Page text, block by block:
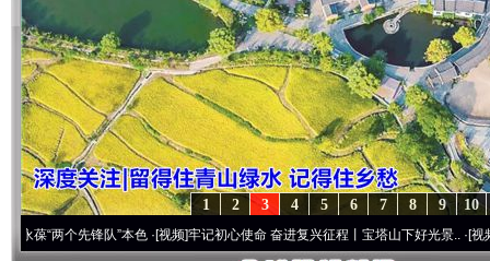
10
9
8
7
6
5
4
3
2
1
先锋队”本色·[视频]牢记初心使命 奋进复兴征程丨宝塔山下好光景..·[视频]因党而